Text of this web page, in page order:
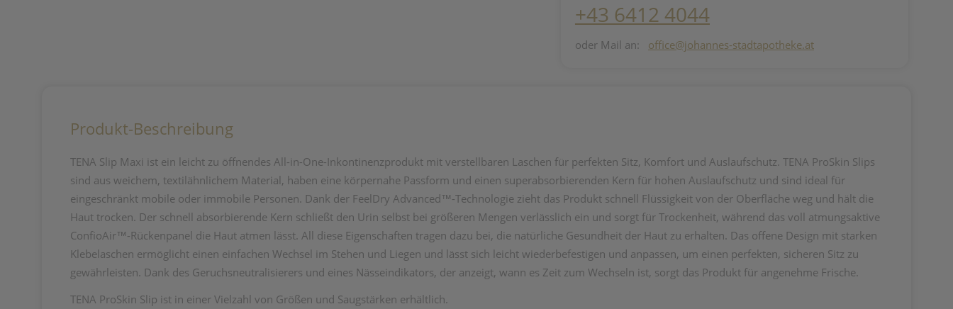
+43 6412 4044
oder Mail an: office@johannes-stadtapotheke.at
Produkt-Beschreibung
TENA Slip Maxi ist ein leicht zu öffnendes All-in-One-Inkontinenzprodukt mit verstellbaren Laschen für perfekten Sitz, Komfort und Auslaufschutz. TENA ProSkin Slips
sind aus weichem, textilähnlichem Material, haben eine körpernahe Passform und einen superabsorbierenden Kern für hohen Auslaufschutz und sind ideal für
eingeschränkt mobile oder immobile Personen. Dank der FeelDry Advanced™-Technologie zieht das Produkt schnell Flüssigkeit von der Oberfläche weg und hält die
Haut trocken. Der schnell absorbierende Kern schließt den Urin selbst bei größeren Mengen verlässlich ein und sorgt für Trockenheit, während das voll atmungsaktive
ConfioAir™-Rückenpanel die Haut atmen lässt. All diese Eigenschaften tragen dazu bei, die natürliche Gesundheit der Haut zu erhalten. Das offene Design mit starken
Klebelaschen ermöglicht einen einfachen Wechsel im Stehen und Liegen und lässt sich leicht wiederbefestigen und anpassen, um einen perfekten, sicheren Sitz zu
gewährleisten. Dank des Geruchsneutralisierers und eines Nässeindikators, der anzeigt, wann es Zeit zum Wechseln ist, sorgt das Produkt für angenehme Frische.
TENA ProSkin Slip ist in einer Vielzahl von Größen und Saugstärken erhältlich.